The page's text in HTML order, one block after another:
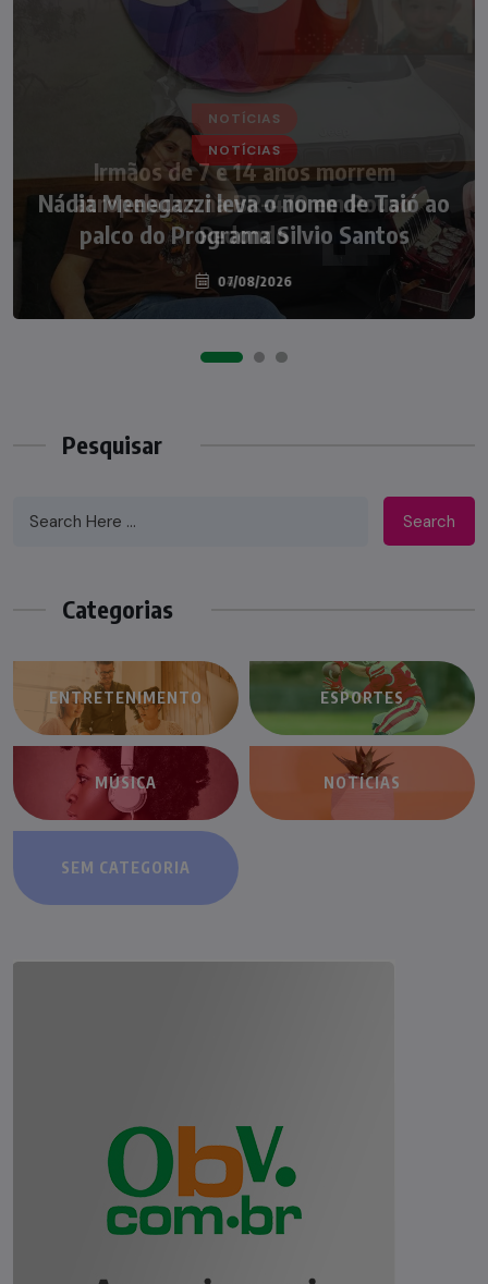
NOTÍCIAS
Nádia Menegazzi leva o nome de Taió ao
palco do Programa Silvio Santos
07/08/2026
Pesquisar
Search
Categorias
ENTRETENIMENTO ESPORTES
MÚSICA NOTÍCIAS
SEM CATEGORIA